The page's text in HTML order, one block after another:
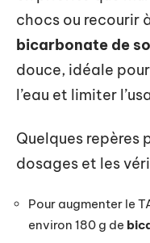
chocs ou recourir
bicarbonate de
douce, idéale
l’eau et limiter
Quelques repères
dosages et les
Pour augmenter le
environ 180 g de